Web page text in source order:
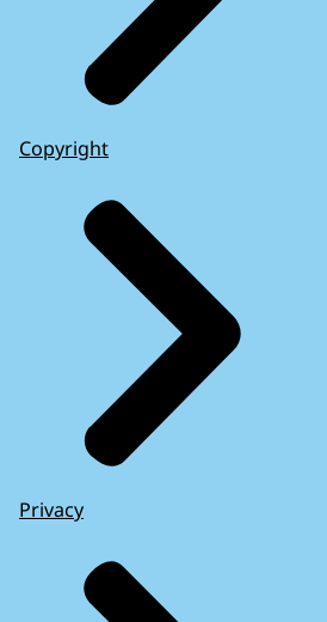
Copyright
Privacy